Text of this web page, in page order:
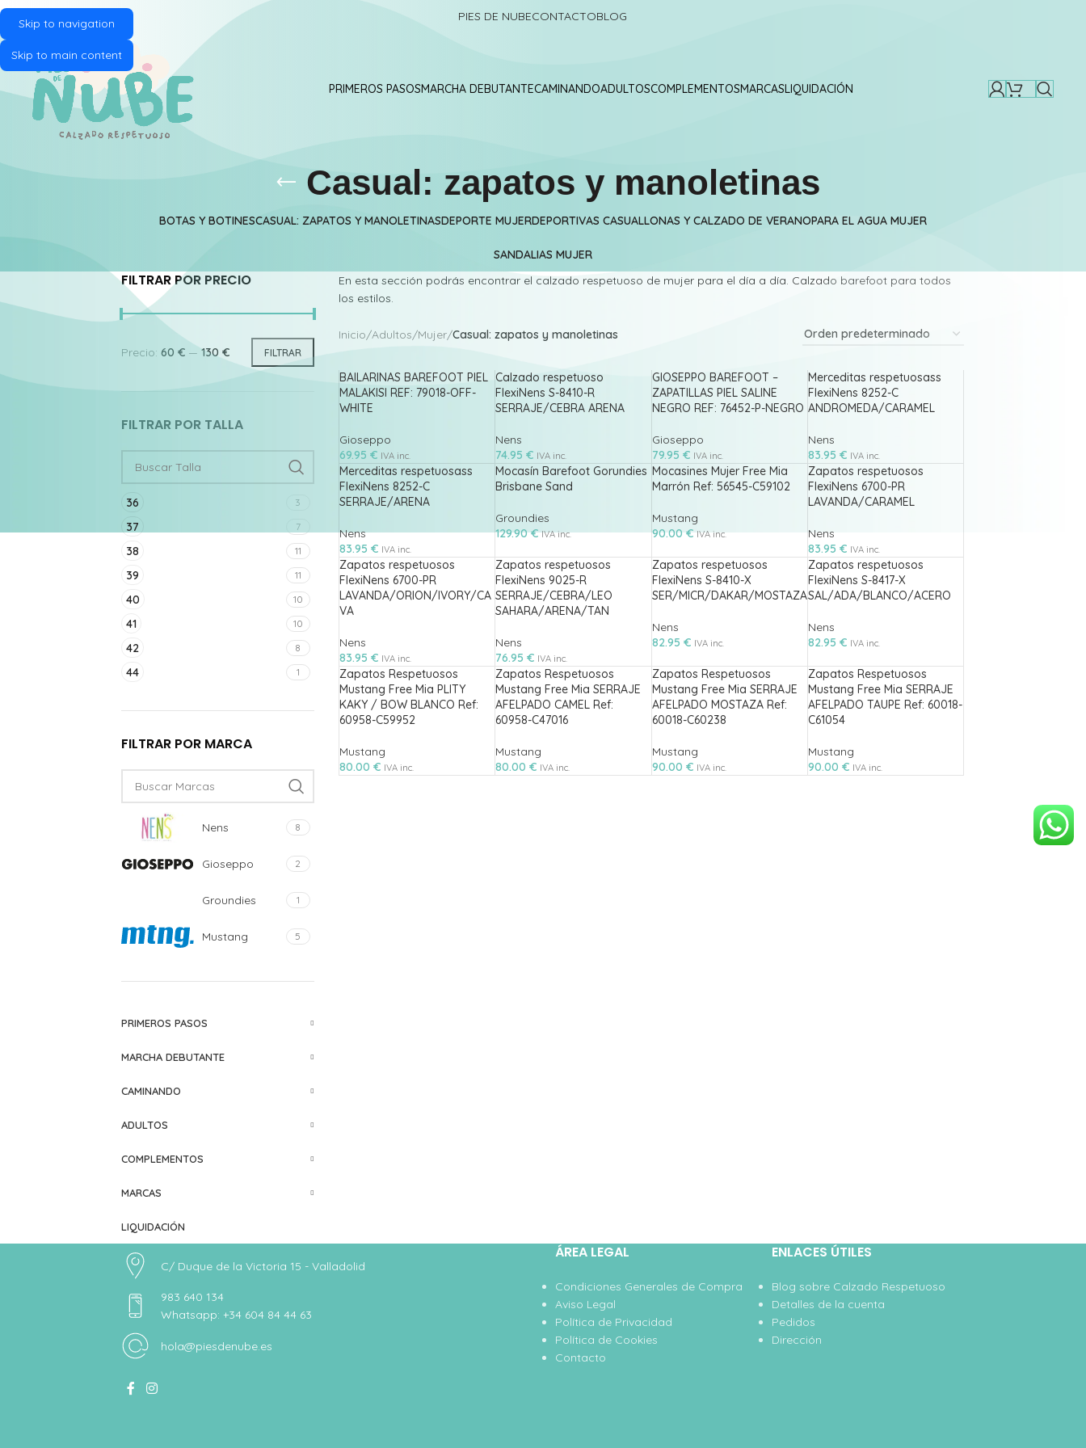
Skip to navigation
Skip to main content
PIES DE NUBECONTACTOBLOG
PRIMEROS PASOSMARCHA DEBUTANTECAMINANDOADULTOSCOMPLEMENTOSMARCASLIQUIDACIÓN
Casual: zapatos y manoletinas
BOTAS Y BOTINESCASUAL: ZAPATOS Y MANOLETINASDEPORTE MUJERDEPORTIVAS CASUALLONAS Y CALZADO DE VERANOPARA EL AGUA MUJER
SANDALIAS MUJER
FILTRAR POR PRECIO
FILTRAR
Precio:60 € —130 €
FILTRAR POR TALLA
36 3
37 7
38 11
39 11
40 10
41 10
42 8
44 1
FILTRAR POR MARCA
Nens 8
Gioseppo 2
Groundies 1
Mustang 5
PRIMEROS PASOS
MARCHA DEBUTANTE
CAMINANDO
ADULTOS
COMPLEMENTOS
MARCAS
LIQUIDACIÓN
En esta sección podrás encontrar el calzado respetuoso de mujer para el día a día. Calzado barefoot para todos
los estilos.
Inicio/Adultos/Mujer/Casual: zapatos y manoletinas
BAILARINAS BAREFOOT PIEL
MALAKISI REF: 79018-OFF-
WHITE
Gioseppo
69.95 € IVA inc.
Calzado respetuoso
FlexiNens S-8410-R
SERRAJE/CEBRA ARENA
Nens
74.95€ IVA inc.
GIOSEPPO BAREFOOT –
ZAPATILLAS PIEL SALINE
NEGRO REF: 76452-P-NEGRO
Gioseppo
79.95 € IVA inc.
Merceditas respetuosass
FlexiNens 8252-C
ANDROMEDA/CARAMEL
Nens
83.95 € IVA inc.
Merceditas respetuosass
FlexiNens 8252-C
SERRAJE/ARENA
Nens
83.95 € IVA inc.
Mocasín Barefoot Gorundies
Brisbane Sand
Groundies
129.90€ IVA inc.
Mocasines Mujer Free Mia
Marrón Ref: 56545-C59102
Mustang
90.00€ IVA inc.
Zapatos respetuosos
FlexiNens 6700-PR
LAVANDA/CARAMEL
Nens
83.95 € IVA inc.
Zapatos respetuosos
FlexiNens 6700-PR
LAVANDA/ORION/IVORY/CA
VA
Nens
83.95 € IVA inc.
Zapatos respetuosos
FlexiNens 9025-R
SERRAJE/CEBRA/LEO
SAHARA/ARENA/TAN
Nens
76.95€ IVA inc.
Zapatos respetuosos
FlexiNens S-8410-X
SER/MICR/DAKAR/MOSTAZA
Nens
82.95 € IVA inc.
Zapatos respetuosos
FlexiNens S-8417-X
SAL/ADA/BLANCO/ACERO
Nens
82.95 € IVA inc.
Zapatos Respetuosos
Mustang Free Mia PLITY
KAKY / BOW BLANCO Ref:
60958-C59952
Mustang
80.00 € IVA inc.
Zapatos Respetuosos
Mustang Free Mia SERRAJE
AFELPADO CAMEL Ref:
60958-C47016
Mustang
80.00€ IVA inc.
Zapatos Respetuosos
Mustang Free Mia SERRAJE
AFELPADO MOSTAZA Ref:
60018-C60238
Mustang
90.00 € IVA inc.
Zapatos Respetuosos
Mustang Free Mia SERRAJE
AFELPADO TAUPE Ref: 60018-
C61054
Mustang
90.00 € IVA inc.
C/ Duque de la Victoria 15 - Valladolid
983 640 134
Whatsapp: +34 604 84 44 63
hola@piesdenube.es
ÁREA LEGAL
Condiciones Generales de Compra
Aviso Legal
Política de Privacidad
Política de Cookies
Contacto
ENLACES ÚTILES
Blog sobre Calzado Respetuoso
Detalles de la cuenta
Pedidos
Dirección